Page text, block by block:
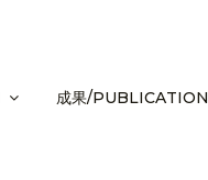
成果/PUBLICATION